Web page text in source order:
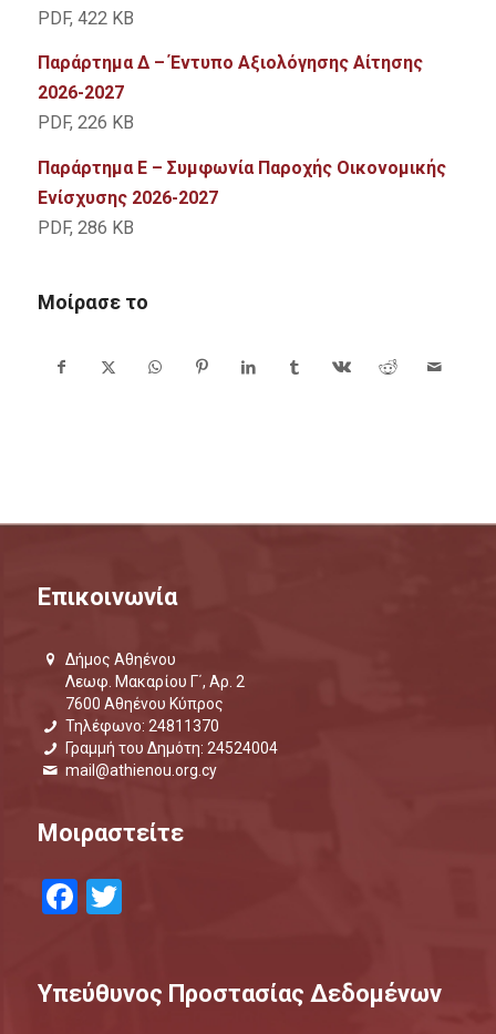
PDF, 422 KB
Παράρτημα Δ – Έντυπο Αξιολόγησης Αίτησης
2026-2027
PDF, 226 KB
Παράρτημα Ε – Συμφωνία Παροχής Οικονομικής
Ενίσχυσης 2026-2027
PDF, 286 KB
Μοίρασε το
Επικοινωνία
Δήμος Αθηένου
Λεωφ. Μακαρίου Γ΄, Αρ. 2
7600 Αθηένου Κύπρος
Τηλέφωνο: 24811370
Γραμμή του Δημότη: 24524004
mail@athienou.org.cy
Μοιραστείτε
Facebook
Υπεύθυνος Προστασίας Δεδομένων